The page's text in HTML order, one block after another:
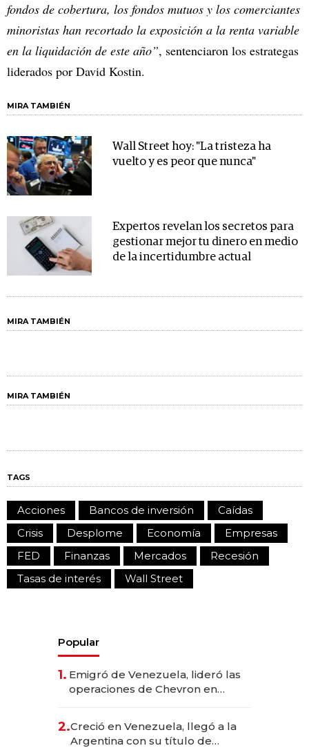
fondos de cobertura, los fondos mutuos y los comerciantes
minoristas han recortado la exposición a la renta variable
en la liquidación de este año”, sentenciaron los estrategas
liderados por David Kostin.
MIRA TAMBIÉN
Wall Street hoy: "La tristeza ha
vuelto y es peor que nunca"
Expertos revelan los secretos para
gestionar mejor tu dinero en medio
de la incertidumbre actual
MIRA TAMBIÉN
MIRA TAMBIÉN
TAGS
Acciones Bancos de inversión
Caídas
Crisis
Desplome Economía
Empresas
FED
Finanzas Mercados
Recesión
Tasas de interés
Wall Street
Popular
1. Emigró de Venezuela, lideró las
operaciones de Chevron en
2.Creció en Venezuela, llegó a la
Argentina con su título de